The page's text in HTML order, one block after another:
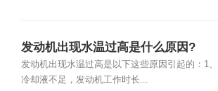
发动机出现水温过高是什么原因?
发动机出现水温过高是以下这些原因引起的：1、
冷却液不足，发动机工作时长...